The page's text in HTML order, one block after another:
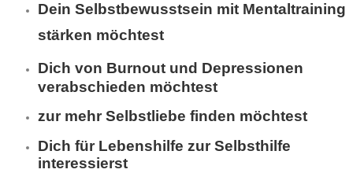
Dein Selbstbewusstsein mit Mentaltraining
stärken möchtest
Dich von Burnout und Depressionen
verabschieden möchtest
zur mehr Selbstliebe finden möchtest
Dich für Lebenshilfe zur Selbsthilfe
interessierst